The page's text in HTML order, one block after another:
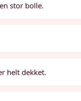
stor bolle.
helt dekket.